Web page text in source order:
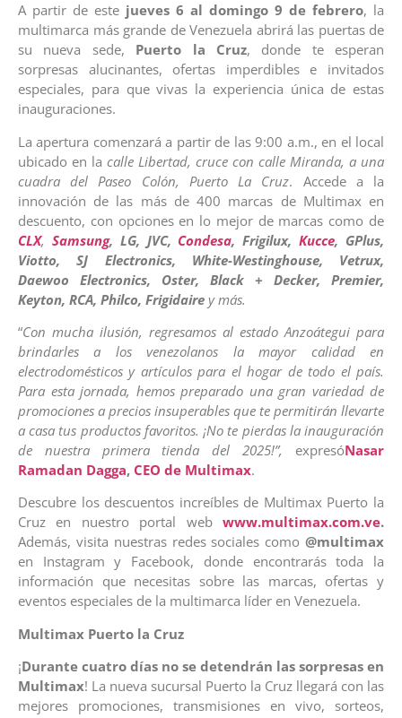
A partir de este jueves 6 al domingo 9 de febrero, la
multimarca más grande de Venezuela abrirá las puertas de
su nueva sede, Puerto la Cruz, donde te esperan
sorpresas alucinantes, ofertas imperdibles e invitados
especiales, para que vivas la experiencia única de estas
inauguraciones.
La apertura comenzará a partir de las 9:00 a.m., en el local
ubicado en la calle Libertad, cruce con calle Miranda, a una
cuadra del Paseo Colón, Puerto La Cruz. Accede a la
innovación de las más de 400 marcas de Multimax en
descuento, con opciones en lo mejor de marcas como de
CLX, Samsung, LG, JVC, Condesa, Frigilux, Kucce, GPlus,
Viotto, SJ Electronics, White-Westinghouse, Vetrux,
Daewoo Electronics, Oster, Black + Decker, Premier,
Keyton, RCA, Philco, Frigidaire y más.
“Con mucha ilusión, regresamos al estado Anzoátegui para
brindarles a los venezolanos la mayor calidad en
electrodomésticos y artículos para el hogar de todo el país.
Para esta jornada, hemos preparado una gran variedad de
promociones a precios insuperables que te permitirán llevarte
a casa tus productos favoritos. ¡No te pierdas la inauguración
de nuestra primera tienda del 2025!”,
expresóNasar
Ramadan Dagga, CEO de Multimax.
Descubre los descuentos increíbles de Multimax Puerto la
Cruz en nuestro portal web www.multimax.com.ve.
Además, visita nuestras redes sociales como @multimax
en Instagram y Facebook, donde encontrarás toda la
información que necesitas sobre las marcas, ofertas y
eventos especiales de la multimarca líder en Venezuela.
Multimax Puerto la Cruz
¡Durante cuatro días no se detendrán las sorpresas en
Multimax! La nueva sucursal Puerto la Cruz llegará con las
mejores promociones, transmisiones en vivo, sorteos,